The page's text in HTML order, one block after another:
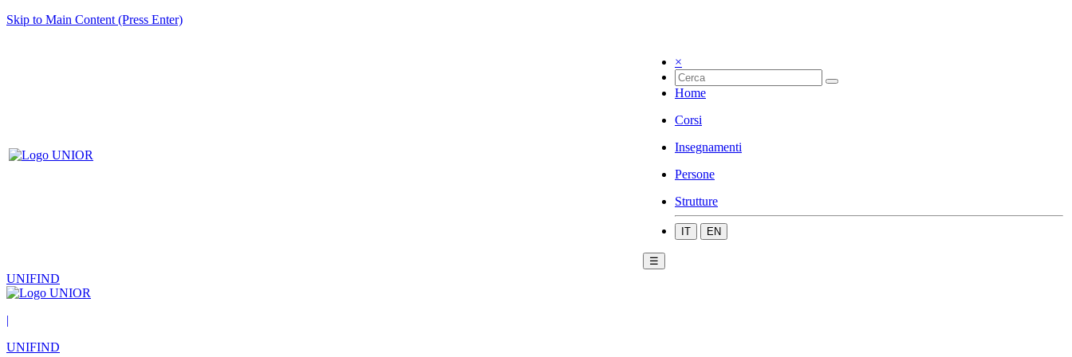
Skip to Main Content (Press Enter)
×
Home
Corsi
Insegnamenti
Persone
Strutture
IT EN
☰
UNIFIND
|
UNIFIND